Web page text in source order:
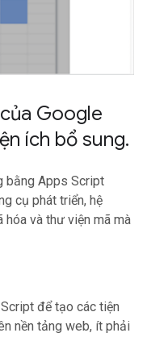
Google
ích bổ sung.
bằng Apps Script
cụ phát triển, hệ
hóa và thư viện mã mà
để tạo các tiện
nền tảng web, ít phải